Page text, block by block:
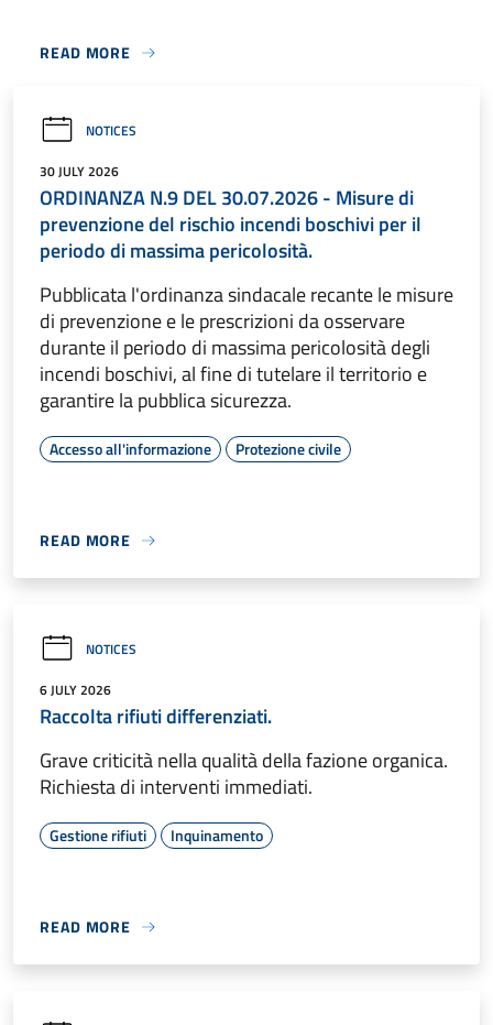
READ MORE
NOTICES
30 JULY 2026
ORDINANZA N.9 DEL 30.07.2026 - Misure di
prevenzione del rischio incendi boschivi per il
periodo di massima pericolosità.
Pubblicata l'ordinanza sindacale recante le misure
di prevenzione e le prescrizioni da osservare
durante il periodo di massima pericolosità degli
incendi boschivi, al fine di tutelare il territorio e
garantire la pubblica sicurezza.
Accesso all'informazione Protezione civile
READ MORE
NOTICES
6 JULY 2026
Raccolta rifiuti differenziati.
Grave criticità nella qualità della fazione organica.
Richiesta di interventi immediati.
Gestione rifiuti Inquinamento
READ MORE